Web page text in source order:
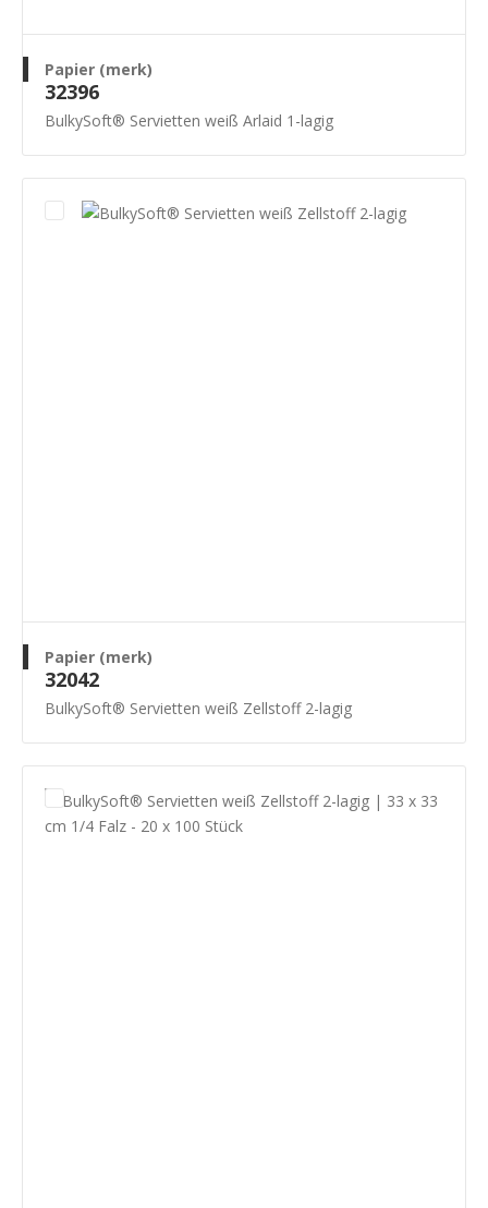
Papier (merk)
32396
BulkySoft® Servietten weiß Arlaid 1-lagig
Papier (merk)
32042
BulkySoft® Servietten weiß Zellstoff 2-lagig